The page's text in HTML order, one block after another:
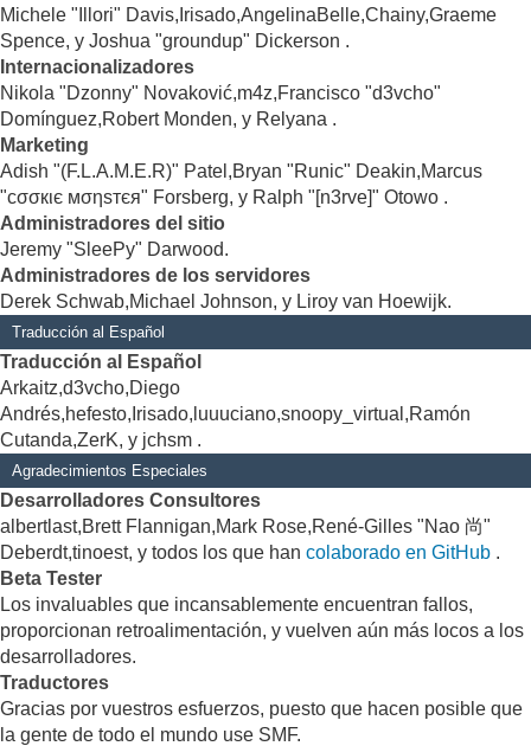
Michele "Illori" Davis,Irisado,AngelinaBelle,Chainy,Graeme
Spence, y Joshua "groundup" Dickerson .
Internacionalizadores
Nikola "Dzonny" Novaković,m4z,Francisco "d3vcho"
Domínguez,Robert Monden, y Relyana .
Marketing
Adish "(F.L.A.M.E.R)" Patel,Bryan "Runic" Deakin,Marcus
"cσσкιє мσηѕтєя" Forsberg, y Ralph "[n3rve]" Otowo .
Administradores del sitio
Jeremy "SleePy" Darwood.
Administradores de los servidores
Derek Schwab,Michael Johnson, y Liroy van Hoewijk.
Traducción al Español
Traducción al Español
Arkaitz,d3vcho,Diego
Andrés,hefesto,Irisado,luuuciano,snoopy_virtual,Ramón
Cutanda,ZerK, y jchsm .
Agradecimientos Especiales
Desarrolladores Consultores
albertlast,Brett Flannigan,Mark Rose,René-Gilles "Nao 尚"
Deberdt,tinoest, y todos los que han colaborado en GitHub .
Beta Tester
Los invaluables que incansablemente encuentran fallos,
proporcionan retroalimentación, y vuelven aún más locos a los
desarrolladores.
Traductores
Gracias por vuestros esfuerzos, puesto que hacen posible que
la gente de todo el mundo use SMF.